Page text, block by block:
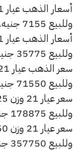
وللبيع 7155 جنيه.
وللبيع 35775 جنيه.
وللبيع 71550 جنيه.
وللبيع 178875 جنيه.
وللبيع 357750 جنيه.